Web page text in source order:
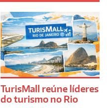
TurisMall reúne líderes
do turismo no Rio